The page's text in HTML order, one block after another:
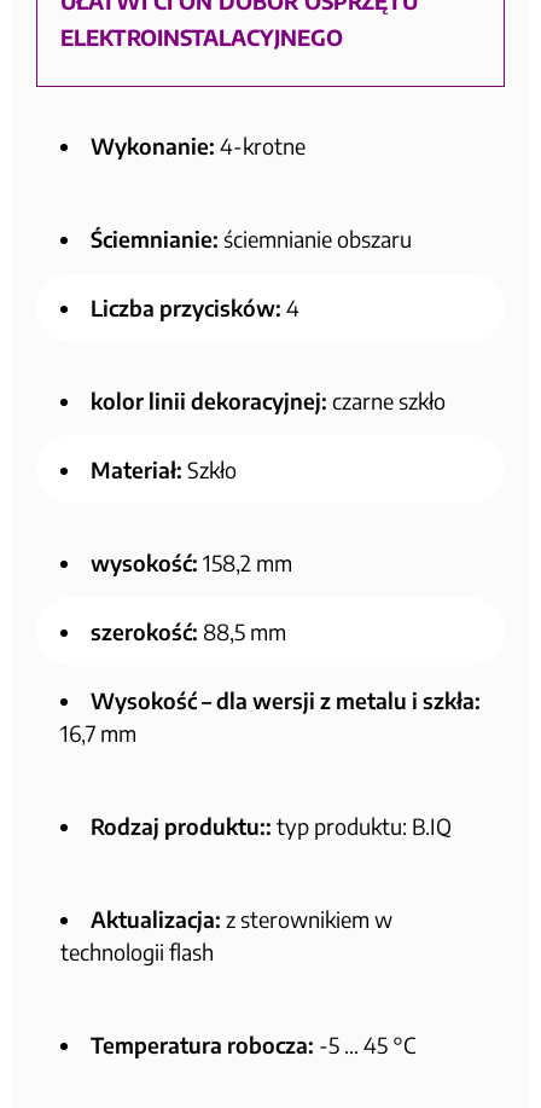
ELEKTROINSTALACYJNEGO
Wykonanie: 4-krotne
Ściemnianie: ściemnianie obszaru
Liczba przycisków: 4
kolor linii dekoracyjnej: czarne szkło
Materiał: Szkło
wysokość: 158,2 mm
szerokość: 88,5 mm
Wysokość – dla wersji z metalu i szkła:
16,7 mm
Rodzaj produktu:: typ produktu: B.IQ
Aktualizacja: z sterownikiem w
technologii flash
Temperatura robocza: -5 … 45 °C